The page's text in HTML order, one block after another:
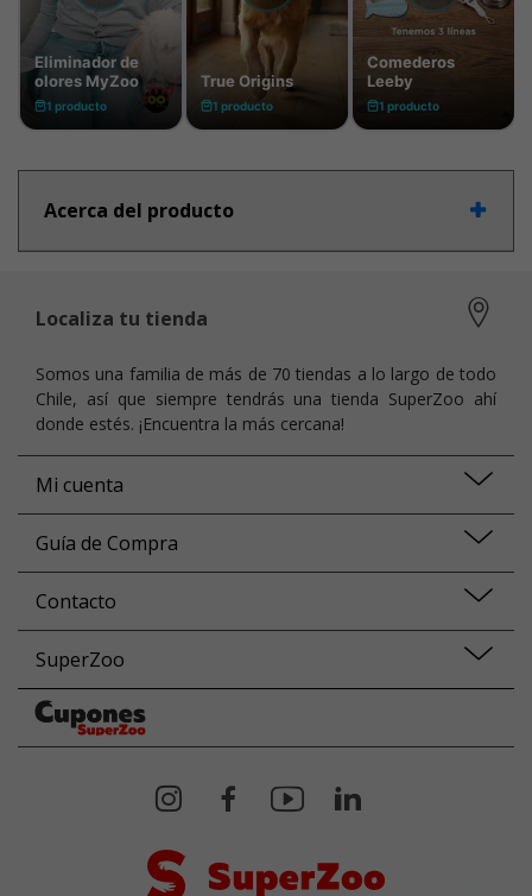
Acerca del producto
Localiza tu tienda
Somos una familia de más de 70 tiendas a lo largo de todo
Chile, así que siempre tendrás una tienda SuperZoo ahí
donde estés. ¡Encuentra la más cercana!
Mi cuenta
Guía de Compra
Contacto
SuperZoo